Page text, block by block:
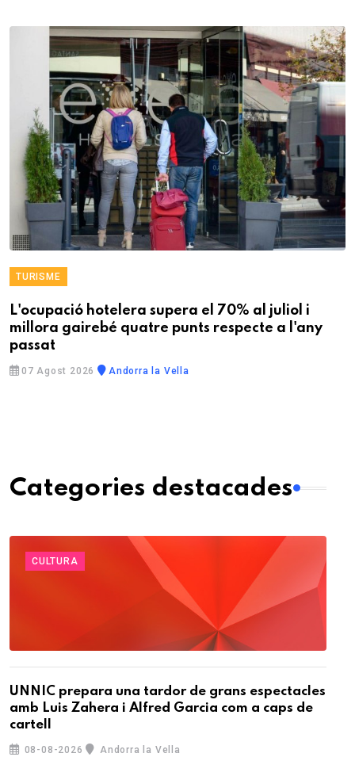
TURISME
L'ocupació hotelera supera el 70% al juliol i
millora gairebé quatre punts respecte a l'any
passat
07 Agost 2026 Andorra la Vella
Categories destacades
CULTURA
UNNIC prepara una tardor de grans espectacles
amb Luis Zahera i Alfred Garcia com a caps de
cartell
08-08-2026 Andorra la Vella